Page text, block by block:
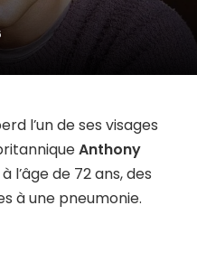
l’un de ses visages
Anthony
l’âge de 72 ans, des
à une pneumonie.